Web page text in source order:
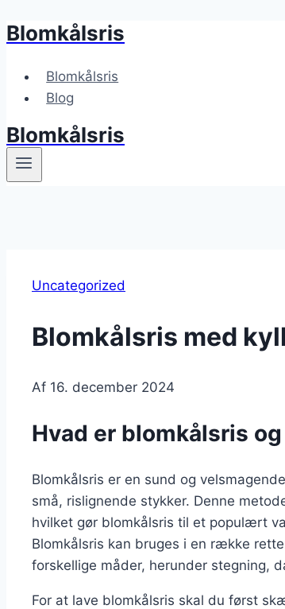
Fortsæt
indhold
Blomkålsris
Blomkålsris
Blog
Blomkålsris
Uncategorized
Blomkålsris med
Af 16. december 2024
Hvad er blomkålsris
Blomkålsris er en sund og
små, rislignende stykker. Denne
hvilket gør blomkålsris til et populært
Blomkålsris kan bruges i en række
forskellige måder, herunder stegning,
For at lave blomkålsris skal du først